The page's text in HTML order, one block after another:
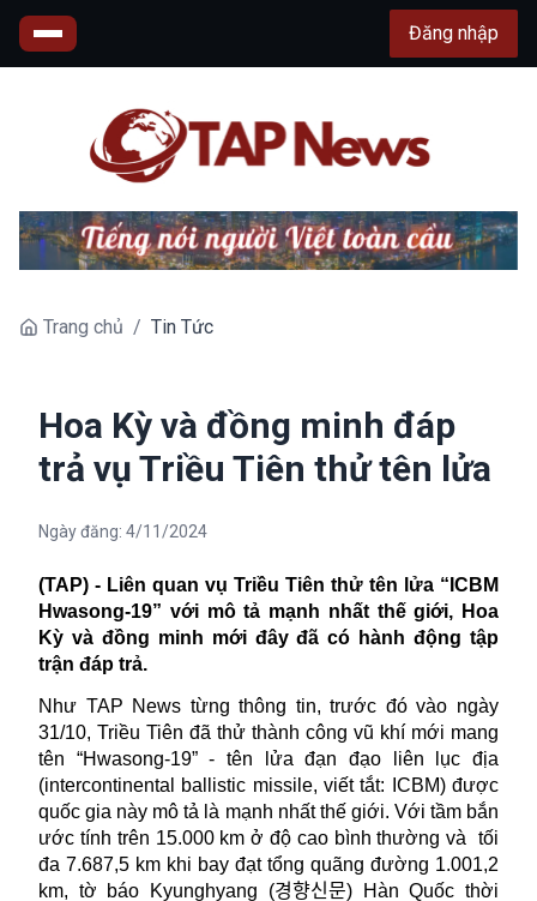
Đăng nhập
Trang chủ / Tin Tức
Hoa Kỳ và đồng minh đáp
trả vụ Triều Tiên thử tên lửa
Ngày đăng: 4/11/2024
(TAP) - Liên quan vụ Triều Tiên thử tên lửa “ICBM
Hwasong-19” với mô tả mạnh nhất thế giới, Hoa
Kỳ và đồng minh mới đây đã có hành động tập
trận đáp trả.
Như TAP News từng thông tin, trước đó vào ngày
31/10, Triều Tiên đã thử thành công vũ khí mới mang
tên “Hwasong-19” - tên lửa đạn đạo liên lục địa
(intercontinental ballistic missile, viết tắt: ICBM) được
quốc gia này mô tả là mạnh nhất thế giới. Với tầm bắn
ước tính trên 15.000 km ở độ cao bình thường và
tối
đa 7.687,5 km khi bay đạt tổng quãng đường 1.001,2
km, tờ báo Kyunghyang (경향신문) Hàn Quốc thời